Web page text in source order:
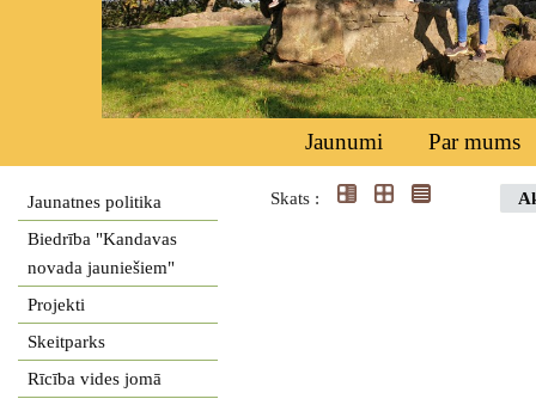
Jaunumi Par mums
Jaunatnes politika
Biedrība "Kandavas
novada jauniešiem"
Projekti
Skeitparks
Rīcība vides jomā
Skats :